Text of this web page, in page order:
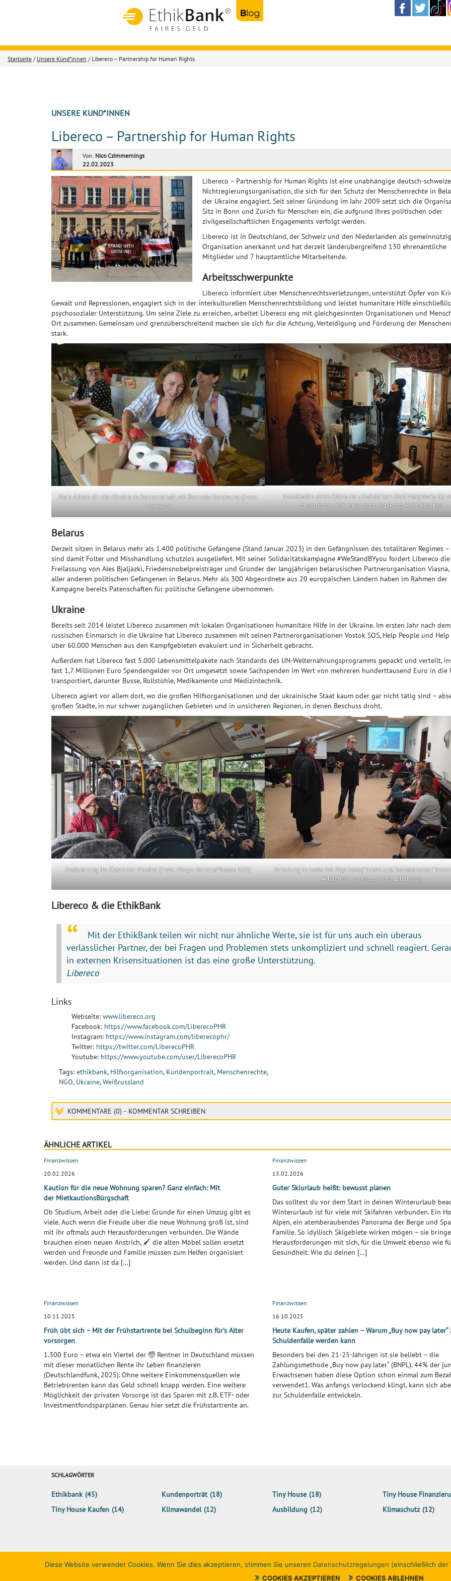
Startseite / Unsere Kund*innen / Libereco – Partnership for Human Rights
UNSERE KUND*INNEN
Libereco – Partnership for Human Rights
Von: Nico Czimmernings
22.02.2023
Libereco – Partnership for Human Rights ist eine unabhängige deutsch-
Nichtregierungsorganisation, die sich für den Schutz der Menschenrechte in
der Ukraine engagiert. Seit seiner Gründung im Jahr 2009 setzt sich die
Sitz in Bonn und Zürich für Menschen ein, die aufgrund ihres politischen oder
zivilgesellschaftlichen Engagements verfolgt werden.
Libereco ist in Deutschland, der Schweiz und den Niederlanden als
Organisation anerkannt und hat derzeit länderübergreifend 130 ehrenamtliche
Mitglieder und 7 hauptamtliche Mitarbeitende.
Arbeitsschwerpunkte
Libereco informiert über Menschenrechtsverletzungen, unterstützt Opfer von
Gewalt und Repressionen, engagiert sich in der interkulturellen Menschenrechtsbildung und leistet humanitäre Hilfe
psychosozialer Unterstützung. Um seine Ziele zu erreichen, arbeitet Libereco eng mit gleichgesinnten Organisationen und
Ort zusammen. Gemeinsam und grenzüberschreitend machen sie sich für die Achtung, Verteidigung und Förderung der
stark.
Pack-Aktion für die Ukraine in Partnerschaft mit Borussia Dortmund (Foto:
Libereco)
Installation eines Ofens im ukrainischen Dorf Malyniwka für
zuverlässige Wärmeversorgung (Foto: Help Kharkiv)
Belarus
Derzeit sitzen in Belarus mehr als 1.400 politische Gefangene (Stand Januar 2023) in den Gefängnissen des totalitären Regimes
sind damit Folter und Misshandlung schutzlos ausgeliefert. Mit seiner Solidaritätskampagne #WeStandBYyou fordert Libereco die
Freilassung von Ales Bjaljazki, Friedensnobelpreisträger und Gründer der langjährigen belarusischen Partnerorganisation
aller anderen politischen Gefangenen in Belarus. Mehr als 300 Abgeordnete aus 20 europäischen Ländern haben im Rahmen der
Kampagne bereits Patenschaften für politische Gefangene übernommen.
Ukraine
Bereits seit 2014 leistet Libereco zusammen mit lokalen Organisationen humanitäre Hilfe in der Ukraine. Im ersten Jahr nach dem
russischen Einmarsch in die Ukraine hat Libereco zusammen mit seinen Partnerorganisationen Vostok SOS, Help People und
über 60.000 Menschen aus den Kampfgebieten evakuiert und in Sicherheit gebracht.
Außerdem hat Libereco fast 5.000 Lebensmittelpakete nach Standards des UN-Welternährungsprogramms gepackt und verteilt,
fast 1,7 Millionen Euro Spendengelder vor Ort umgesetzt sowie Sachspenden im Wert von mehreren hunderttausend Euro in die
transportiert, darunter Busse, Rollstühle, Medikamente und Medizintechnik.
Libereco agiert vor allem dort, wo die großen Hilfsorganisationen und der ukrainische Staat kaum oder gar nicht tätig sind –
großen Städte, in nur schwer zugänglichen Gebieten und in unsicheren Regionen, in denen Beschuss droht.
Evakuierung im Osten der Ukraine (Foto: Diego Herrera/Vostok SOS)
Schulung in Lwiw mit Psycholog*innen und
Arbeit mit Traumata (Foto: Libereco)
Libereco & die EthikBank
Mit der EthikBank teilen wir nicht nur ähnliche Werte, sie ist für uns auch ein überaus
verlässlicher Partner, der bei Fragen und Problemen stets unkompliziert und schnell reagiert.
in externen Krisensituationen ist das eine große Unterstützung.
Libereco
Links
Webseite: www.libereco.org
Facebook: https://www.facebook.com/LiberecoPHR
Instagram: https://www.instagram.com/liberecophr/
Twitter: https://twitter.com/LiberecoPHR
Youtube: https://www.youtube.com/user/LiberecoPHR
Tags: ethikbank, Hilfsorganisation, Kundenportrait, Menschenrechte,
NGO, Ukraine,Weißrussland
KOMMENTARE (0) - KOMMENTAR SCHREIBEN
ÄHNLICHE ARTIKEL
Finanzwissen
20.02.2026
Kaution für die neue Wohnung sparen? Ganz einfach: Mit
der MietkautionsBürgschaft
Ob Studium, Arbeit oder die Liebe: Gründe für einen Umzug gibt es
viele. Auch wenn die Freude über die neue Wohnung groß ist, sind
mit ihr oftmals auch Herausforderungen verbunden. Die Wände
brauchen einen neuen Anstrich, 🖌️ die alten Möbel sollen ersetzt
werden und Freunde und Familie müssen zum Helfen organisiert
werden. Und dann ist da […]
Finanzwissen
13.02.2026
Guter Skiurlaub heißt: bewusst planen
Das solltest du vor dem Start in deinen Winterurlaub
Winterurlaub ist für viele mit Skifahren verbunden. Ein
Alpen, ein atemberaubendes Panorama der Berge und
Familie. So idyllisch Skigebiete wirken mögen – sie
Herausforderungen mit sich, für die Umwelt ebenso wie
Gesundheit. Wie du deinen […]
Finanzwissen
10.11.2025
Früh übt sich – Mit der Frühstartrente bei Schulbeginn für’s Alter
vorsorgen
1.300 Euro – etwa ein Viertel der 🧓 Rentner in Deutschland müssen
mit dieser monatlichen Rente ihr Leben finanzieren
(Deutschlandfunk, 2025). Ohne weitere Einkommensquellen wie
Betriebsrenten kann das Geld schnell knapp werden. Eine weitere
Möglichkeit der privaten Vorsorge ist das Sparen mit z.B. ETF- oder
Investmentfondsparplänen. Genau hier setzt die Frühstartrente an.
Finanzwissen
16.10.2025
Heute Kaufen, später zahlen – Warum „Buy now pay later“
Schuldenfalle werden kann
Besonders bei den 21-25-Jährigen ist sie beliebt – die
Zahlungsmethode „Buy now pay later“ (BNPL). 44% der
Erwachsenen haben diese Option schon einmal zum
verwendet1. Was anfangs verlockend klingt, kann sich
zur Schuldenfalle entwickeln.
SCHLAGWÖRTER
Ethikbank (45) Kundenporträt (18) Tiny House (18)
Tiny House
Tiny House Kaufen (14) Klimawandel (12) Ausbildung (12) Klimaschutz (12)
Diese Website verwendet Cookies. Wenn Sie dies akzeptieren, stimmen Sie unseren Datenschutzregelungen (einschließlich
COOKIES AKZEPTIEREN
COOKIES ABLEHNEN